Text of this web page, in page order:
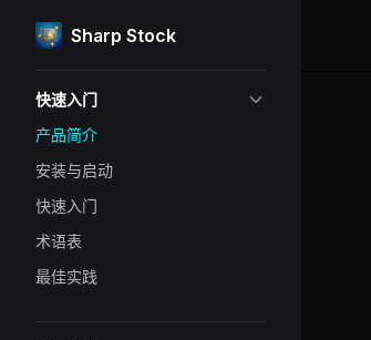
Skip to content
Sharp Stock
快速入门
产品简介
安装与启动
快速入门
术语表
最佳实践